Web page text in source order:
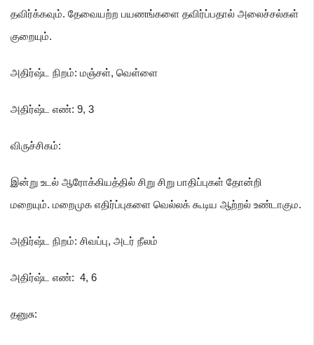
தவிர்க்கவும். தேவையற்ற பயணங்களை தவிர்ப்பதால் அலைச்சல்கள்
குறையும்.
அதிர்ஷ்ட நிறம்: மஞ்சள், வெள்ளை
அதிர்ஷ்ட எண்: 9, 3
விருச்சிகம்:
இன்று உடல் ஆரோக்கியத்தில் சிறு சிறு பாதிப்புகள் தோன்றி
மறையும். மறைமுக எதிர்ப்புகளை வெல்லக் கூடிய ஆற்றல் உண்டாகும.
அதிர்ஷ்ட நிறம்: சிவப்பு, அடர் நீலம்
அதிர்ஷ்ட எண்: 4, 6
தனுசு: